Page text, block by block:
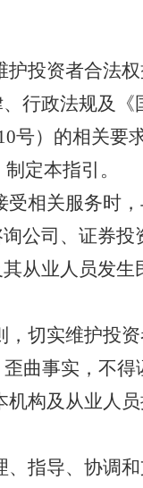
护投资者合法
行政法规及
号） 的相关要
定本指引。
受相关服务时
公司、 证券投
其从业人员发生
，切实维护投
曲事实，不得
构及从业人
、指导、 协调